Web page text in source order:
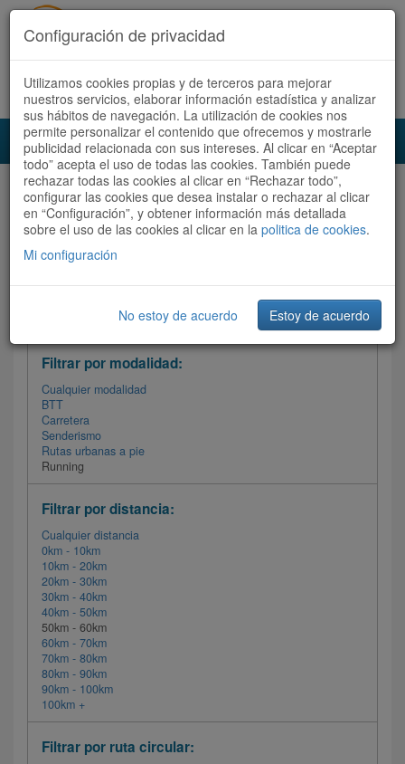
Acceder Registrate ahora Español | Català
Audioruta Todas las rutas
Todas las rutas Ordenar por:Más recientes
Filtrar las rutas
Filtrar por modalidad:
Cualquier modalidad
BTT
Carretera
Senderismo
Rutas urbanas a pie
Running
Filtrar por distancia:
Cualquier distancia
0km - 10km
10km - 20km
20km - 30km
30km - 40km
40km - 50km
50km - 60km
60km - 70km
70km - 80km
80km - 90km
90km - 100km
100km +
Filtrar por ruta circular:
Configuración de privacidad
Utilizamos cookies propias y de terceros para mejorar
nuestros servicios, elaborar información estadística y analizar
sus hábitos de navegación. La utilización de cookies nos
permite personalizar el contenido que ofrecemos y mostrarle
publicidad relacionada con sus intereses. Al clicar en “Aceptar
todo” acepta el uso de todas las cookies. También puede
rechazar todas las cookies al clicar en “Rechazar todo”,
configurar las cookies que desea instalar o rechazar al clicar
en “Configuración”, y obtener información más detallada
sobre el uso de las cookies al clicar en la politica de cookies.
Mi configuración
No estoy de acuerdo Estoy de acuerdo